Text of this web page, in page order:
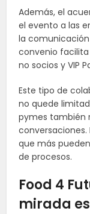
Además, el
el evento a las
la
convenio facilita
no socios y VIP
Este tipo de
no quede
pymes también
conversaciones.
que más
de procesos.
Food 4
mirada